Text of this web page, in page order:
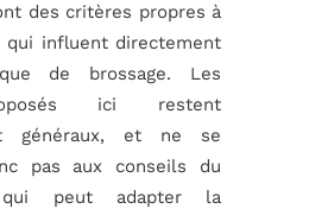
des critères propres à
qui influent directement
de brossage. Les
ici restent
généraux, et ne se
pas aux conseils du
qui peut adapter la